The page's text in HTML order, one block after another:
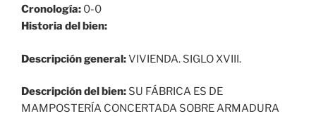
Cronología: 0-0
Historia del bien:
Descripción general:VIVIENDA. SIGLO XVIII.
Descripción del bien: SU FÁBRICA ES DE
MAMPOSTERÍA CONCERTADA SOBRE ARMADURA